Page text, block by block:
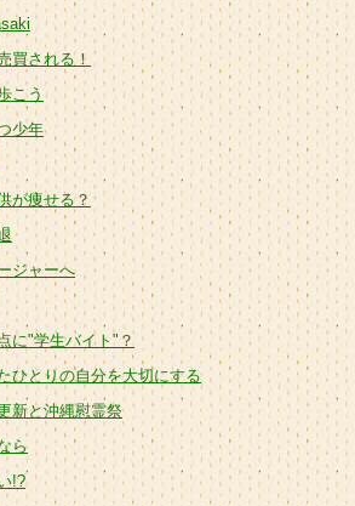
買される！
こう
少年
が痩せる？
ジャーへ
に"学生バイト"？
ひとりの自分を大切にする
新と沖縄慰霊祭
ら
!?